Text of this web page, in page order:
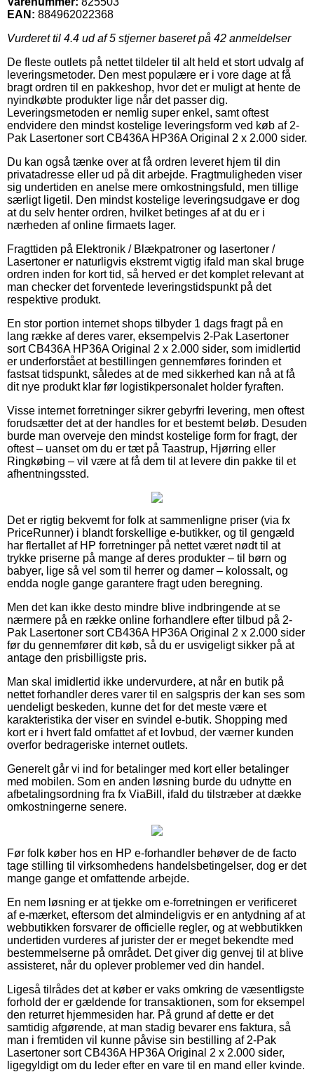
EAN: 884962022368
Vurderet til 4.4 ud af 5 stjerner baseret på 42 anmeldelser
De fleste outlets på nettet tildeler til alt held et stort udvalg af
leveringsmetoder. Den mest populære er i vore dage at få
bragt ordren til en pakkeshop, hvor det er muligt at hente de
nyindkøbte produkter lige når det passer dig.
Leveringsmetoden er nemlig super enkel, samt oftest
endvidere den mindst kostelige leveringsform ved køb af 2-
Pak Lasertoner sort CB436A HP36A Original 2 x 2.000 sider.
Du kan også tænke over at få ordren leveret hjem til din
privatadresse eller ud på dit arbejde. Fragtmuligheden viser
sig undertiden en anelse mere omkostningsfuld, men tillige
særligt ligetil. Den mindst kostelige leveringsudgave er dog
at du selv henter ordren, hvilket betinges af at du er i
nærheden af online firmaets lager.
Fragttiden på Elektronik / Blækpatroner og lasertoner /
Lasertoner er naturligvis ekstremt vigtig ifald man skal bruge
ordren inden for kort tid, så herved er det komplet relevant at
man checker det forventede leveringstidspunkt på det
respektive produkt.
En stor portion internet shops tilbyder 1 dags fragt på en
lang række af deres varer, eksempelvis 2-Pak Lasertoner
sort CB436A HP36A Original 2 x 2.000 sider, som imidlertid
er underforstået at bestillingen gennemføres forinden et
fastsat tidspunkt, således at de med sikkerhed kan nå at få
dit nye produkt klar før logistikpersonalet holder fyraften.
Visse internet forretninger sikrer gebyrfri levering, men oftest
forudsætter det at der handles for et bestemt beløb. Desuden
burde man overveje den mindst kostelige form for fragt, der
oftest – uanset om du er tæt på Taastrup, Hjørring eller
Ringkøbing – vil være at få dem til at levere din pakke til et
afhentningssted.
Det er rigtig bekvemt for folk at sammenligne priser (via fx
PriceRunner) i blandt forskellige e-butikker, og til gengæld
har flertallet af HP forretninger på nettet været nødt til at
trykke priserne på mange af deres produkter – til børn og
babyer, lige så vel som til herrer og damer – kolossalt, og
endda nogle gange garantere fragt uden beregning.
Men det kan ikke desto mindre blive indbringende at se
nærmere på en række online forhandlere efter tilbud på 2-
Pak Lasertoner sort CB436A HP36A Original 2 x 2.000 sider
før du gennemfører dit køb, så du er usvigeligt sikker på at
antage den prisbilligste pris.
Man skal imidlertid ikke undervurdere, at når en butik på
nettet forhandler deres varer til en salgspris der kan ses som
uendeligt beskeden, kunne det for det meste være et
karakteristika der viser en svindel e-butik. Shopping med
kort er i hvert fald omfattet af et lovbud, der værner kunden
overfor bedrageriske internet outlets.
Generelt går vi ind for betalinger med kort eller betalinger
med mobilen. Som en anden løsning burde du udnytte en
afbetalingsordning fra fx ViaBill, ifald du tilstræber at dække
omkostningerne senere.
Før folk køber hos en HP e-forhandler behøver de de facto
tage stilling til virksomhedens handelsbetingelser, dog er det
mange gange et omfattende arbejde.
En nem løsning er at tjekke om e-forretningen er verificeret
af e-mærket, eftersom det almindeligvis er en antydning af at
webbutikken forsvarer de officielle regler, og at webbutikken
undertiden vurderes af jurister der er meget bekendte med
bestemmelserne på området. Det giver dig genvej til at blive
assisteret, når du oplever problemer ved din handel.
Ligeså tilrådes det at køber er vaks omkring de væsentligste
forhold der er gældende for transaktionen, som for eksempel
den returret hjemmesiden har. På grund af dette er det
samtidig afgørende, at man stadig bevarer ens faktura, så
man i fremtiden vil kunne påvise sin bestilling af 2-Pak
Lasertoner sort CB436A HP36A Original 2 x 2.000 sider,
ligegyldigt om du leder efter en vare til en mand eller kvinde.